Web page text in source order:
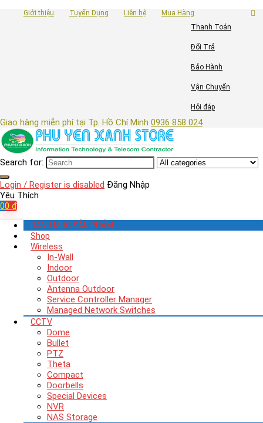
Giới thiệu Tuyển Dụng Liên hệ
Mua Hàng
Thanh Toán
Đổi Trả
Bảo Hành
Vận Chuyển
Hỏi đáp
Giao hàng miễn phí tại Tp. Hồ Chí Minh 0936 858 024
Search for:
Login / Register is disabled Đăng Nhập
Yêu Thích
00 ₫
DANH MỤC SẢN PHẨM
Shop
Wireless
In-Wall
Indoor
Outdoor
Antenna Outdoor
Service Controller Manager
Managed Network Switches
CCTV
Dome
Bullet
PTZ
Theta
Compact
Doorbells
Special Devices
NVR
NAS Storage